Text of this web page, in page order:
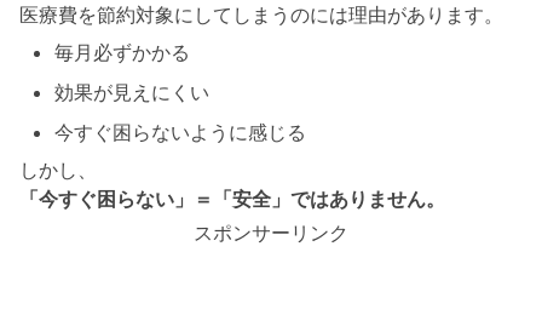
医療費を節約対象にしてしまうのには理由があります。
毎月必ずかかる
効果が見えにくい
今すぐ困らないように感じる
しかし、
「今すぐ困らない」＝「安全」ではありません。
スポンサーリンク